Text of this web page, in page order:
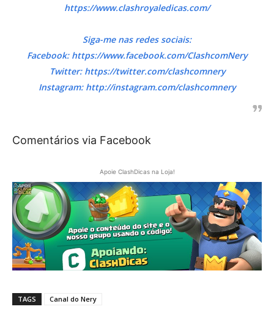
https://www.clashroyaledicas.com/
Siga-me nas redes sociais:
Facebook: https://www.facebook.com/ClashcomNery
Twitter: https://twitter.com/clashcomnery
Instagram: http://instagram.com/clashcomnery
Comentários via Facebook
Apoie ClashDicas na Loja!
TAGS Canal do Nery